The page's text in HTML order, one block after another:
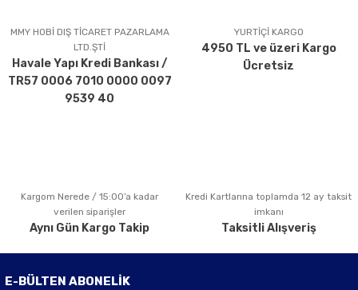
Ürün açıklamasında eksik bilgiler bulunuyor.
Ürün bilgilerinde hatalar bulunuyor.
Ürün fiyatı diğer sitelerden daha pahalı.
Bu ürüne benzer farklı alternatifler olmalı.
Gönder
MMY HOBİ DIŞ TİCARET PAZARLAMA
LTD.ŞTİ
Havale Yapı Kredi Bankası /
TR57 0006 7010 0000 0097
9539 40
YURTİÇİ KARGO
4950 TL ve üzeri Kargo
Ücretsiz
Kargom Nerede / 15:00’a kadar
verilen siparişler
Aynı Gün Kargo Takip
Kredi Kartlarına toplamda 12 ay taksit
imkanı
Taksitli Alışveriş
E-BÜLTEN ABONELİK